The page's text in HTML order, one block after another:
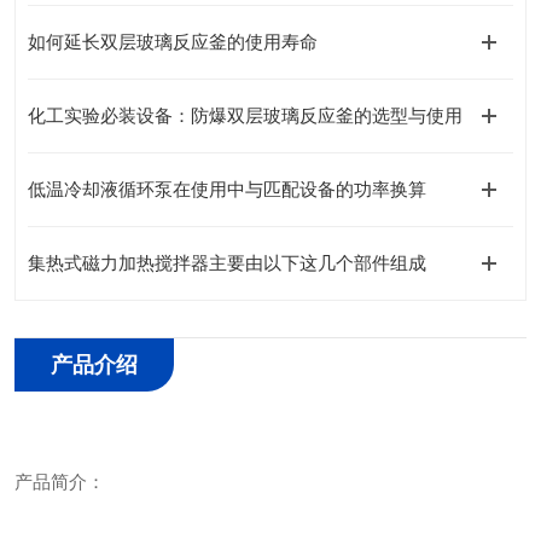
如何延长双层玻璃反应釜的使用寿命
化工实验必装设备：防爆双层玻璃反应釜的选型与使用
低温冷却液循环泵在使用中与匹配设备的功率换算
集热式磁力加热搅拌器主要由以下这几个部件组成
产品介绍
产品简介：